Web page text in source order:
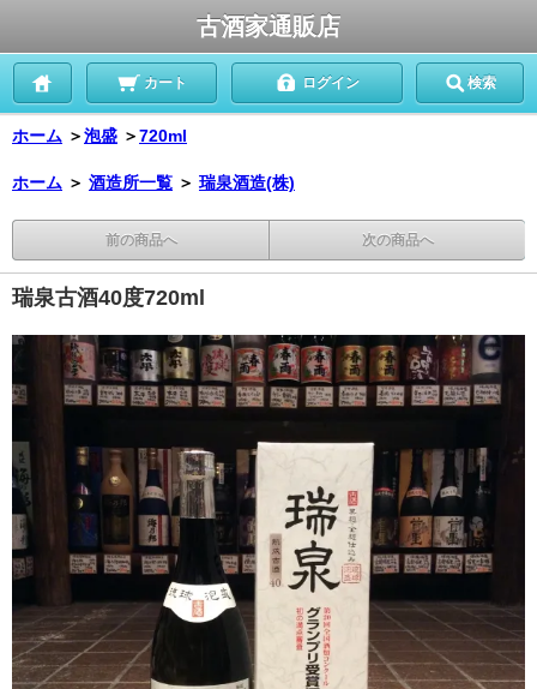
古酒家通販店
カート ログイン 検索
ホーム ＞泡盛 ＞720ml
ホーム ＞ 酒造所一覧 ＞ 瑞泉酒造(株)
前の商品へ 次の商品へ
瑞泉古酒40度720ml